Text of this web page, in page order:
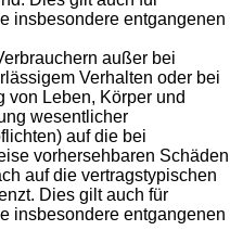
insbesondere entgangenen
außer bei
Verhalten oder bei
von Leben, Körper und
wesentlicher
auf die bei
vorhersehbaren Schäden
auf die vertragstypischen
Dies gilt auch für
insbesondere entgangenen